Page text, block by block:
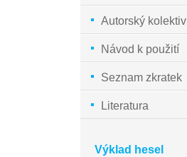
Autorský kolektiv
Návod k použití
Seznam zkratek
Literatura
Výklad hesel